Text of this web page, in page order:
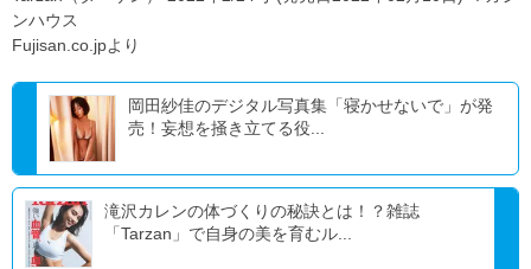
ンハウス
Fujisan.co.jpより
岡田紗佳のデジタル写真集「寝かせないで」が発
売！妄想を掻き立てる役...
滝沢カレンの体づくりの秘訣とは！？雑誌
「Tarzan」で自身の美を育むル...